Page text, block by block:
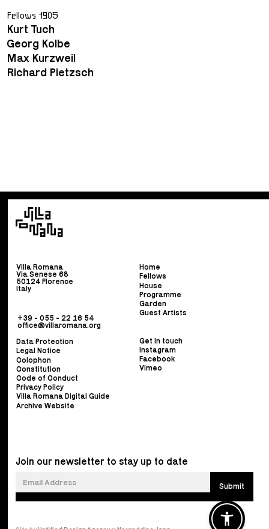
Fellows 1905
Kurt Tuch
Georg Kolbe
Max Kurzweil
Richard Pietzsch
Villa Romana
Via Senese 68
50124 Florence
Italy
+39 - 055 - 22 16 54
office@villaromana.org
Home
Fellows
House
Programme
Garden
Guest Artists
Data Protection
Legal Notice
Colophon
Constitution
Code of Conduct
Privacy Policy
Villa Romana Digital Guide
Archive Website
Get in touch
Instagram
Facebook
Vimeo
Join our newsletter to stay up to date